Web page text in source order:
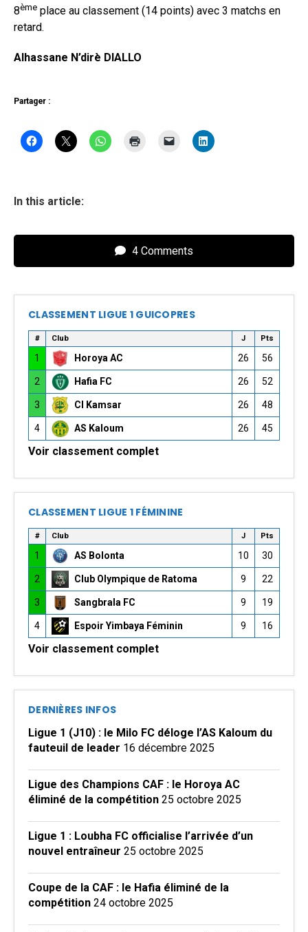
8ème place au classement (14 points) avec 3 matchs en
retard.
Alhassane N’dirè DIALLO
Partager :
In this article:
4 Comments
CLASSEMENT LIGUE 1 GUICOPRES
# Club J Pts
1 Horoya AC 26 56
2 Hafia FC 26 52
3 CI Kamsar 26 48
4 AS Kaloum 26 45
Voir classement complet
CLASSEMENT LIGUE 1 FÉMININE
# Club J Pts
1 AS Bolonta 10 30
2 Club Olympique de Ratoma 9 22
3 Sangbrala FC 9 19
4 Espoir Yimbaya Féminin 9 16
Voir classement complet
DERNIÈRES INFOS
Ligue 1 (J10) : le Milo FC déloge l’AS Kaloum du
fauteuil de leader 16 décembre 2025
Ligue des Champions CAF : le Horoya AC
éliminé de la compétition 25 octobre 2025
Ligue 1 : Loubha FC officialise l’arrivée d’un
nouvel entraîneur 25 octobre 2025
Coupe de la CAF : le Hafia éliminé de la
compétition 24 octobre 2025